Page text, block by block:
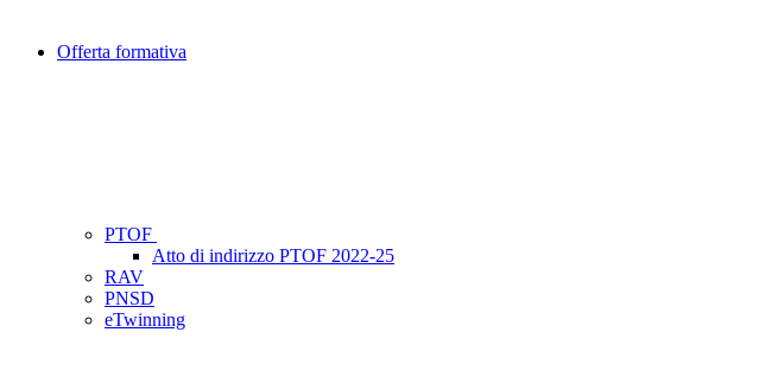
Offerta formativa
PTOF
Atto di indirizzo PTOF 2022-25
RAV
PNSD
eTwinning